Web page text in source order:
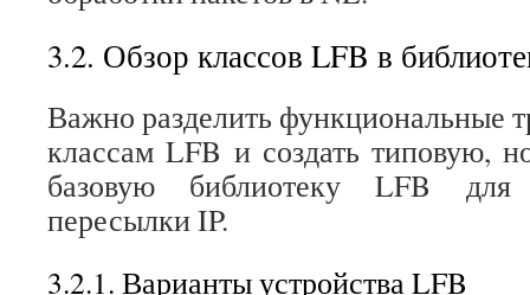
3.2. Обзор классов LFB в
Важно разделить функциональные
классам LFB и создать типовую,
базовую библиотеку LFB для
пересылки IP.
3.2.1. Варианты устройства LFB